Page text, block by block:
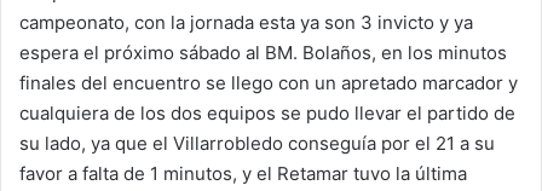
campeonato, con la jornada esta ya son 3 invicto y ya
espera el próximo sábado al BM. Bolaños, en los minutos
finales del encuentro se llego con un apretado marcador y
cualquiera de los dos equipos se pudo llevar el partido de
su lado, ya que el Villarrobledo conseguía por el 21 a su
favor a falta de 1 minutos, y el Retamar tuvo la última